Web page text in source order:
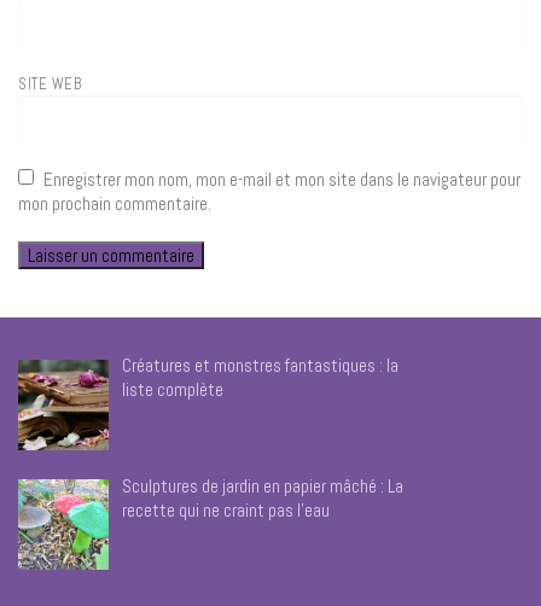
SITE WEB
Enregistrer mon nom, mon e-mail et mon site dans le navigateur pour
mon prochain commentaire.
Créatures et monstres fantastiques : la
liste complète
Sculptures de jardin en papier mâché : La
recette qui ne craint pas l’eau